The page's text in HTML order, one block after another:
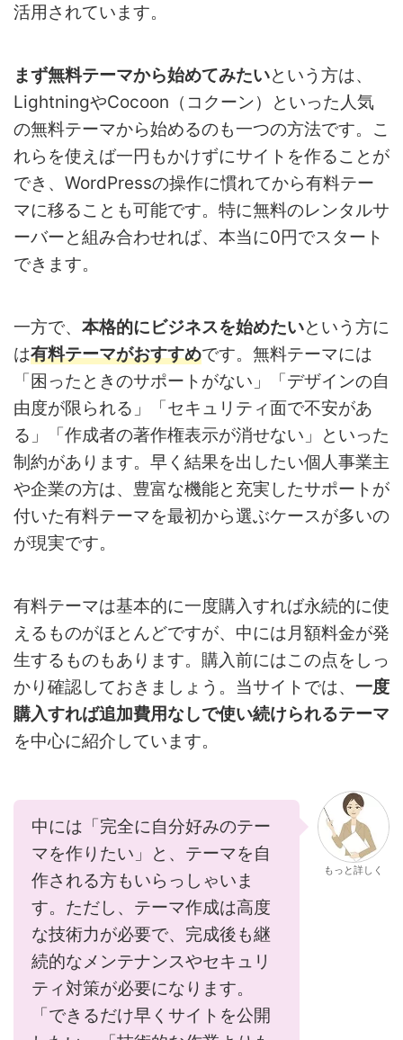
活用されています。
まず無料テーマから始めてみたいという方は、
LightningやCocoon（コクーン）といった人気
の無料テーマから始めるのも一つの方法です。こ
れらを使えば一円もかけずにサイトを作ることが
でき、WordPressの操作に慣れてから有料テー
マに移ることも可能です。特に無料のレンタルサ
ーバーと組み合わせれば、本当に0円でスタート
できます。
一方で、 本格的にビジネスを始めたいという方に
は有料テーマがおすすめです。無料テーマには
「困ったときのサポートがない」「デザインの自
由度が限られる」「セキュリティ面で不安があ
る」「作成者の著作権表示が消せない」といった
制約があります。早く結果を出したい個人事業主
や企業の方は、豊富な機能と充実したサポートが
付いた有料テーマを最初から選ぶケースが多いの
が現実です。
有料テーマは基本的に一度購入すれば永続的に使
えるものがほとんどですが、中には月額料金が発
生するものもあります。購入前にはこの点をしっ
かり確認しておきましょう。当サイトでは、 一度
購入すれば追加費用なしで使い続けられるテーマ
を中心に紹介しています。
中には「完全に自分好みのテー
マを作りたい」と、テーマを自
作される方もいらっしゃいま
す。ただし、テーマ作成は高度
な技術力が必要で、完成後も継
続的なメンテナンスやセキュリ
ティ対策が必要になります。
「できるだけ早くサイトを公開
もっと詳しく